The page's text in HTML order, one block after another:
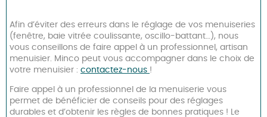
Afin d’éviter des erreurs dans le réglage de vos menuiseries
(fenêtre, baie vitrée coulissante, oscillo-battant…), nous
vous conseillons de faire appel à un professionnel, artisan
menuisier. Minco peut vous accompagner dans le choix de
votre menuisier : contactez-nous !
Faire appel à un professionnel de la menuiserie vous
permet de bénéficier de conseils pour des réglages
durables et d’obtenir les règles de bonnes pratiques ! Le